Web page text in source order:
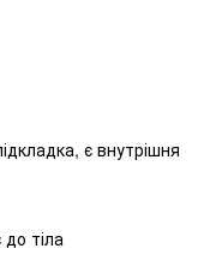
є внутрішня
тіла